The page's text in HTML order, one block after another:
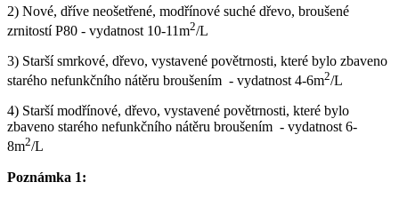
2) Nové, dříve neošetřené, modřínové suché dřevo, broušené
zrnitostí P80 - vydatnost 10-11m2/L
3) Starší smrkové, dřevo, vystavené povětrnosti, které bylo zbaveno
starého nefunkčního nátěru broušením - vydatnost 4-6m2/L
4) Starší modřínové, dřevo, vystavené povětrnosti, které bylo
zbaveno starého nefunkčního nátěru broušením - vydatnost 6-
8m2/L
Poznámka 1: